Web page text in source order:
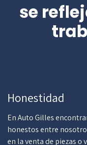
se
Honestidad
En Auto Gilles
honestos entre
en la venta de piezas o